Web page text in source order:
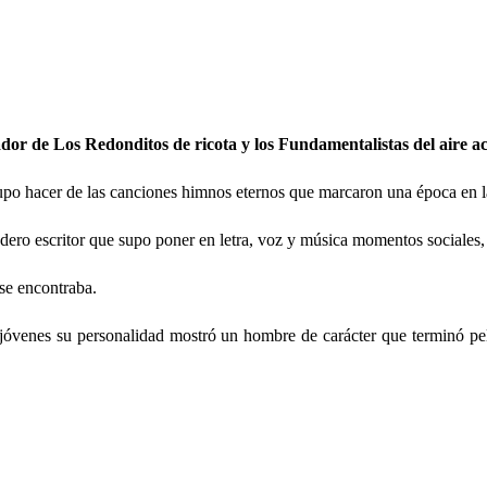
de Los Redonditos de ricota y los Fundamentalistas del aire
hacer de las canciones himnos eternos que marcaron una época en
escritor que supo poner en letra, voz y música momentos
encontraba.
su personalidad mostró un hombre de carácter que terminó